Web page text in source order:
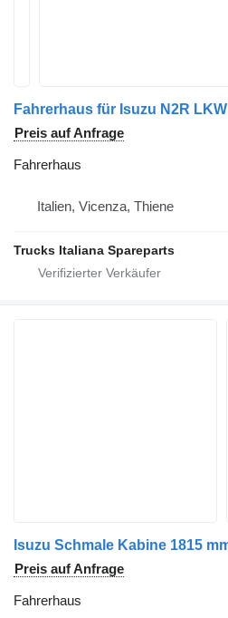
Fahrerhaus für Isuzu N2R LKW
Preis auf Anfrage
Fahrerhaus
Italien, Vicenza, Thiene
Trucks Italiana Spareparts
Preis auf Anfrage
Fahrerhaus